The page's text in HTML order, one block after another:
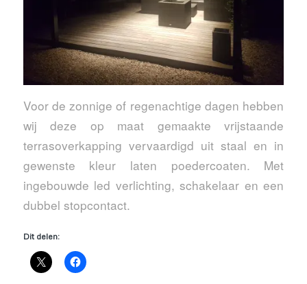
Voor de zonnige of regenachtige dagen hebben
wij deze op maat gemaakte vrijstaande
terrasoverkapping vervaardigd uit staal en in
gewenste kleur laten poedercoaten. Met
ingebouwde led verlichting, schakelaar en een
dubbel stopcontact.
Dit delen: